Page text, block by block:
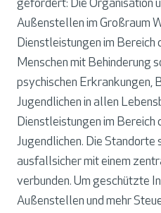
gefordert: Die Organisation
Außenstellen im Großraum
Dienstleistungen im
Menschen mit Behinderung
psychischen Erkrankungen,
Jugendlichen in allen
Dienstleistungen im
Jugendlichen. Die
ausfallsicher mit einem
verbunden. Um geschützte
Außenstellen und mehr